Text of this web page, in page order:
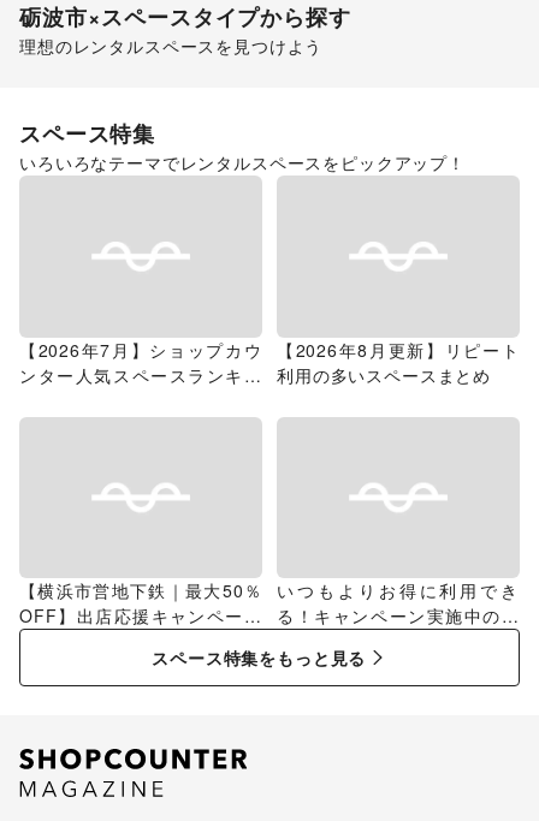
砺波市×スペースタイプから探す
理想のレンタルスペースを見つけよう
スペース特集
いろいろなテーマでレンタルスペースをピックアップ！
【2026年7月】ショップカウ
ンター人気スペースランキン
【2026年8月更新】リピート
利用の多いスペースまとめ
【横浜市営地下鉄｜最大50％
OFF】出店応援キャンペーン
特集
いつもよりお得に利用でき
る！キャンペーン実施中のス
スペース特集をもっと見る